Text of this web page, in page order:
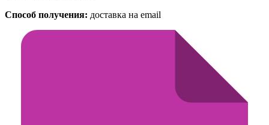
Способ получения: доставка на email